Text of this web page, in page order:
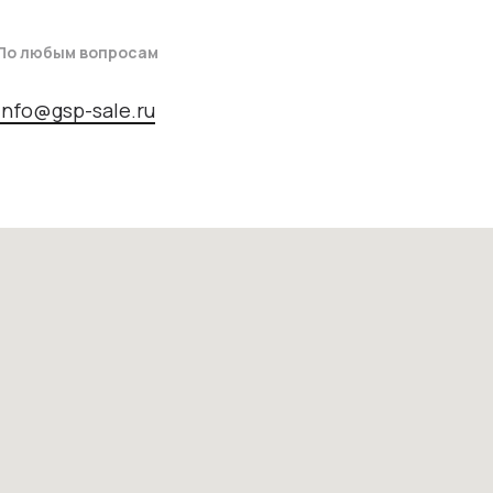
любым вопросам
sale.ru